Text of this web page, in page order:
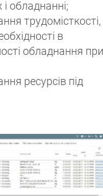
обладнанні;
трудомісткості,
в
обладнання при
ресурсів під